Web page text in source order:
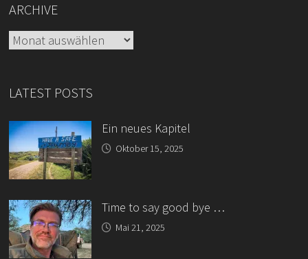
ARCHIVE
Archive
LATEST POSTS
Ein neues Kapitel
Oktober 15, 2025
Time to say good bye …
Mai 21, 2025